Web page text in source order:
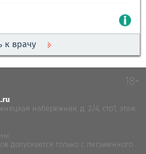
к врачу
18+
набережная, д. 2/4, стр.1, этаж
допускается только с письменного